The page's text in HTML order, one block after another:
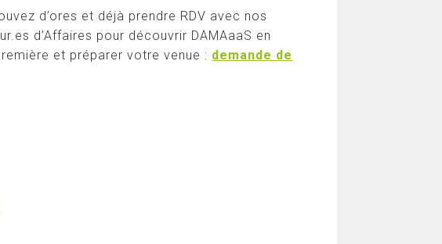
d’ores et déjà prendre RDV avec nos
d’Affaires pour découvrir DAMAaaS en
et préparer votre venue : demande de